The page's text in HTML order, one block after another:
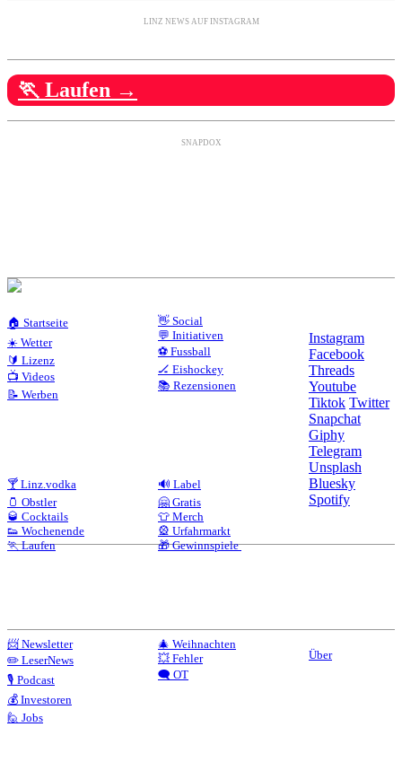
LINZ NEWS AUF INSTAGRAM
🏃 Laufen →
SNAPDOX
🏠 Startseite
☀️ Wetter
🔰 Lizenz
📺 Videos
📝 Werben
👋 Social
💬 Initiativen
⚽ Fussball
🏒 Eishockey
📚 Rezensionen
🍸 Linz.vodka
🫙 Obstler
🥃 Cocktails
👟 Wochenende
🏃 Laufen
🔊 Label
🤗 Gratis
👕 Merch
🎡 Urfahrmarkt
🎁 Gewinnspiele
📨 Newsletter
✏️ LeserNews
🎙️ Podcast
💰 Investoren
🙋 Jobs
🎄 Weihnachten
💥 Fehler
🗨️ OT
Instagram
Facebook
Threads
Youtube
Tiktok Twitter
Snapchat
Giphy
Telegram
Unsplash
Bluesky
Spotify
Über